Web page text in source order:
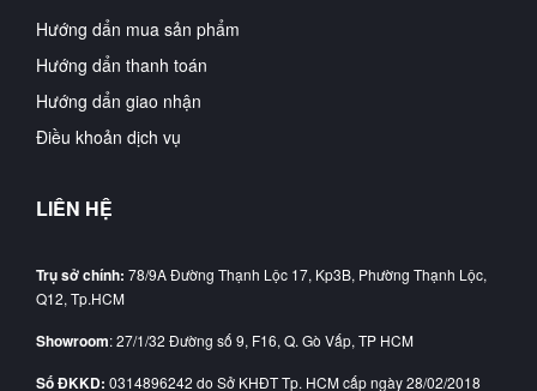
Hướng dẩn mua sản phẩm
Hướng dẩn thanh toán
Hướng dẩn giao nhận
Điều khoản dịch vụ
LIÊN HỆ
Trụ sở chính: 78/9A Đường Thạnh Lộc 17, Kp3B, Phường Thạnh Lộc,
Q12, Tp.HCM
Showroom: 27/1/32 Đường số 9, F16, Q. Gò Vấp, TP HCM
Số ĐKKD: 0314896242 do Sở KHĐT Tp. HCM cấp ngày 28/02/2018